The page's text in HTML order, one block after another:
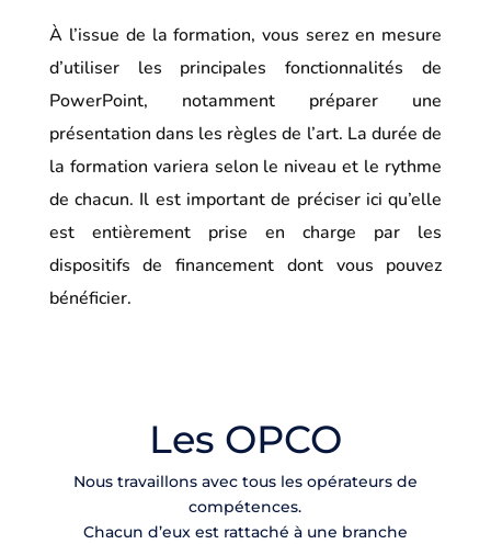
À l’issue de la formation, vous serez en mesure
d’utiliser les principales fonctionnalités de
PowerPoint, notamment préparer une
présentation dans les règles de l’art. La durée de
la formation variera selon le niveau et le rythme
de chacun. Il est important de préciser ici qu’elle
est entièrement prise en charge par les
dispositifs de financement dont vous pouvez
bénéficier.
Les OPCO
Nous travaillons avec tous les opérateurs de
compétences.
Chacun d’eux est rattaché à une branche